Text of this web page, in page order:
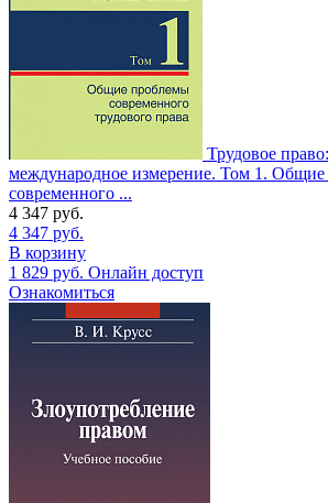
Трудовое
международное измерение. Том 1.
современного ...
4 347 руб.
4 347 руб.
В корзину
1 829 руб. Онлайн доступ
Ознакомиться